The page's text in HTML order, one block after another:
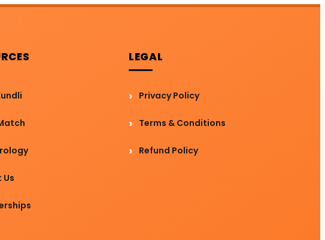
LEGAL
Privacy Policy
Terms & Conditions
Refund Policy